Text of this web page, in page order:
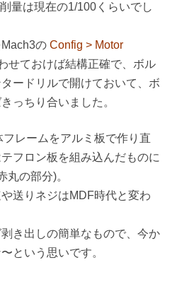
量は現在の1/100くらいでし
の Config > Motor
せておけば結構正確で、ボル
ードリルで開けておいて、ボ
っちり合いました。
レームをアルミ板で作り直
フロン板を組み込んだものに
丸の部分)。
送りネジはMDF時代と変わ
き出しの簡単なもので、今か
という思いです。